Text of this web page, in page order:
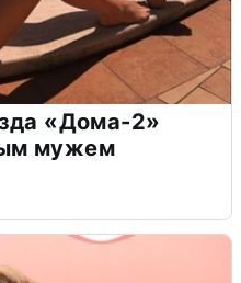
«Дома-2»
мужем